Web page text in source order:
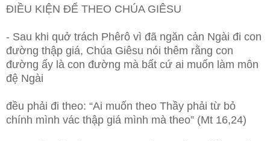
ĐIỀU KIỆN ĐỂ THEO CHÚA GIÊSU
- Sau khi quở trách Phêrô vì đã ngăn cản Ngài đi con
đường thập giá, Chúa Giêsu nói thêm rằng con
đường ấy là con đường mà bất cứ ai muốn làm môn
đệ Ngài
đều phải đi theo: “Ai muốn theo Thầy phải từ bỏ
chính mình vác thập giá mình mà theo” (Mt 16,24)